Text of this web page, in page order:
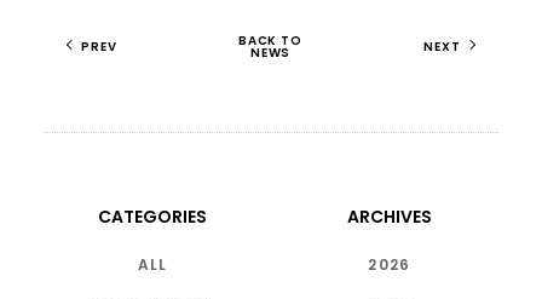
PREV BACK TO
NEWS NEXT
CATEGORIES
ALL
ARCHIVES
2026